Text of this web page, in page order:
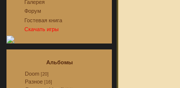
Галерея
Форум
Гостевая книга
Скачать игры
Альбомы
Doom [20]
Разное [16]